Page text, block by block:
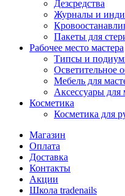
Дезсредства
Журналы и
Пакеты для
Рабочее место мастера
Типсы и
Осветительное
Мебель для
Аксессуары для
Косметика
Косметика для
Магазин
Оплата
Доставка
Контакты
Акции
Школа tradenails